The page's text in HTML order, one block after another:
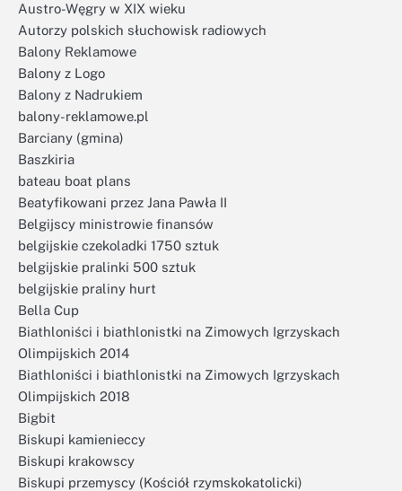
Austro-Węgry w XIX wieku
Autorzy polskich słuchowisk radiowych
Balony Reklamowe
Balony z Logo
Balony z Nadrukiem
balony-reklamowe.pl
Barciany (gmina)
Baszkiria
bateau boat plans
Beatyfikowani przez Jana Pawła II
Belgijscy ministrowie finansów
belgijskie czekoladki 1750 sztuk
belgijskie pralinki 500 sztuk
belgijskie praliny hurt
Bella Cup
Biathloniści i biathlonistki na Zimowych Igrzyskach
Olimpijskich 2014
Biathloniści i biathlonistki na Zimowych Igrzyskach
Olimpijskich 2018
Bigbit
Biskupi kamienieccy
Biskupi krakowscy
Biskupi przemyscy (Kościół rzymskokatolicki)